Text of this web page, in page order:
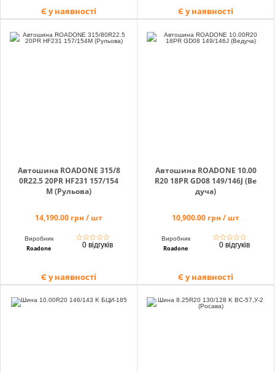
+38 (096) 733
+38 (066) 733
Є у наявності Є у наявності
Автошина ROADONE 315/8
0R22.5 20PR HF231 157/154
M (Рульова)
14,190.00 грн / шт
Виробник
Roadone
☆☆☆☆☆
0 відгуків
Є у наявності
Автошина ROADONE 10.00
R20 18PR GD08 149/146J (Ве
дуча)
10,900.00 грн / шт
Виробник
Roadone
☆☆☆☆☆
0 відгуків
Є у наявності